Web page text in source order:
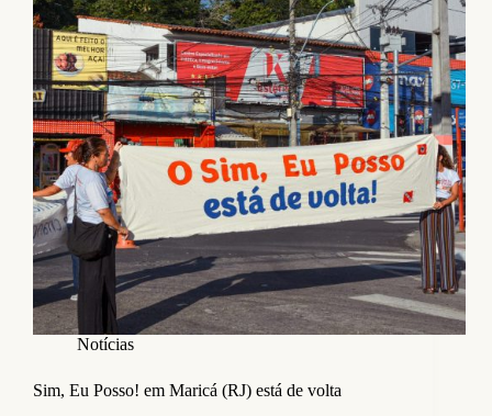
Notícias
Sim, Eu Posso! em Maricá (RJ) está de volta